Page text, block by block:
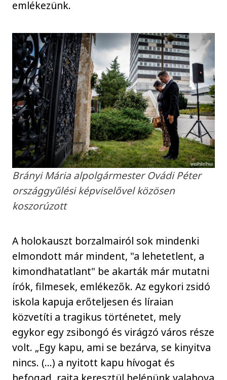
emlékezünk.
Brányi Mária alpolgármester Ovádi Péter
országgyűlési képviselővel közösen
koszorúzott
A holokauszt borzalmairól sok mindenki
elmondott már mindent, "a lehetetlent, a
kimondhatatlant" be akarták már mutatni
írók, filmesek, emlékezők. Az egykori zsidó
iskola kapuja erőteljesen és líraian
közvetíti a tragikus történetet, mely
egykor egy zsibongó és virágzó város része
volt. „Egy kapu, ami se bezárva, se kinyitva
nincs. (…) a nyitott kapu hívogat és